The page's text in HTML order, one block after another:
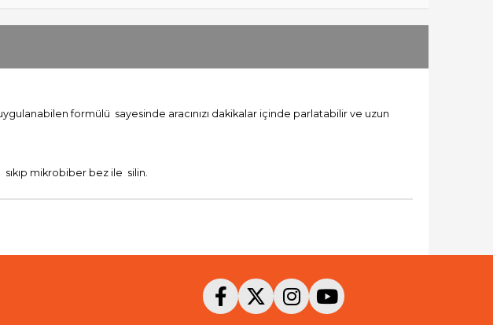
formülü sayesinde aracınızı dakikalar içinde parlatabilir ve uzun
mikrobiber bez ile silin.